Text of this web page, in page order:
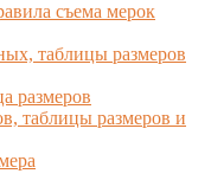
съема мерок
таблицы размеров
размеров
таблицы размеров и